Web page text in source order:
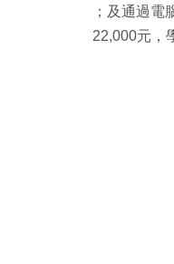
；及通過
22,000元，